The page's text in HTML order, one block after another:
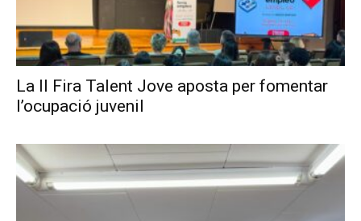
La II Fira Talent Jove aposta per fomentar
l’ocupació juvenil